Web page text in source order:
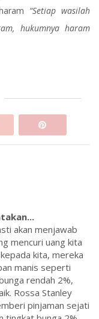
“Setiap wasilah
hukumnya haram
akan menjawab
mencuri uang kita
kita, mereka
manis seperti
rendah 2%,
Rossa Stanley
pinjaman sejati